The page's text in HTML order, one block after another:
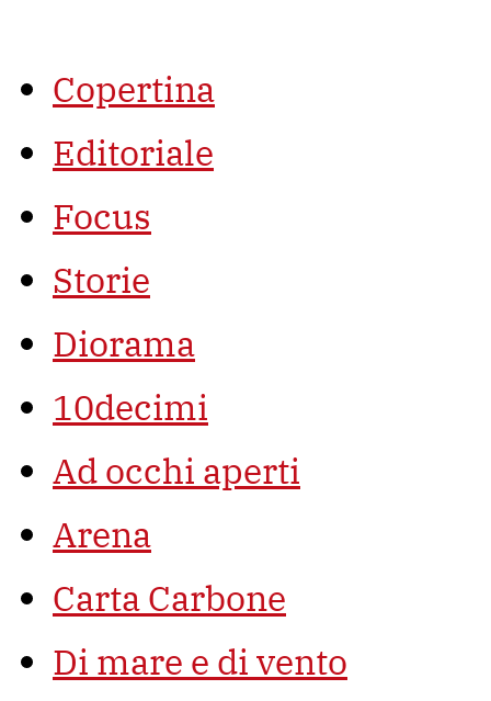
Copertina
Editoriale
Focus
Storie
Diorama
10decimi
Ad occhi aperti
Arena
Carta Carbone
Di mare e di vento